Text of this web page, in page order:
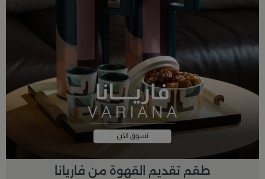
طقم تقديم القهوة من فاريانا